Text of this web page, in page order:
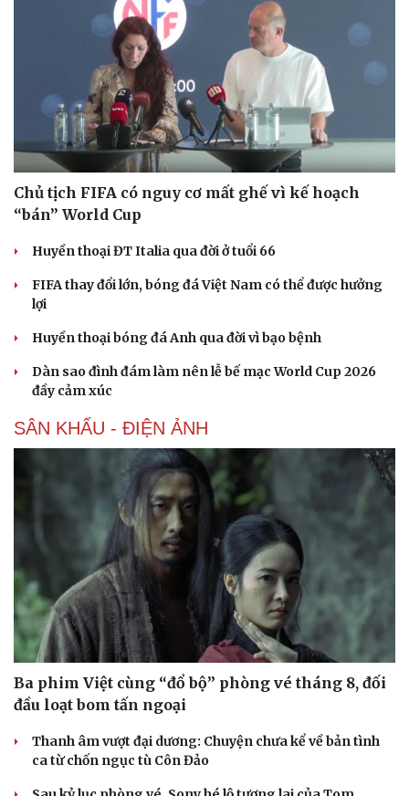
Văn hóa
Sân khấu - Điện ảnh
Văn học
Âm nhạc
Di sản
Giải trí
Nghệ sĩ
Thời trang
Sao Việt
Chủ tịch FIFA có nguy cơ mất ghế vì kế hoạch
“bán” World Cup
Huyền thoại ĐT Italia qua đời ở tuổi 66
FIFA thay đổi lớn, bóng đá Việt Nam có thể được hưởng
lợi
Huyền thoại bóng đá Anh qua đời vì bạo bệnh
Dàn sao đình đám làm nên lễ bế mạc World Cup 2026
đầy cảm xúc
SÂN KHẤU - ĐIỆN ẢNH
Ba phim Việt cùng “đổ bộ” phòng vé tháng 8, đối
đầu loạt bom tấn ngoại
Thanh âm vượt đại dương: Chuyện chưa kể về bản tình
ca từ chốn ngục tù Côn Đảo